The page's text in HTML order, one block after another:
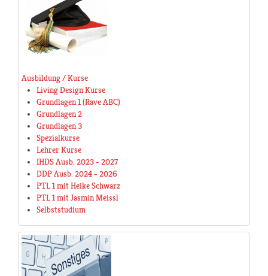
Ausbildung / Kurse
Living Design Kurse
Grundlagen 1 (Rave ABC)
Grundlagen 2
Grundlagen 3
Spezialkurse
Lehrer Kurse
IHDS Ausb. 2023 - 2027
DDP Ausb. 2024 - 2026
PTL 1 mit Heike Schwarz
PTL 1 mit Jasmin Meissl
Selbststudium